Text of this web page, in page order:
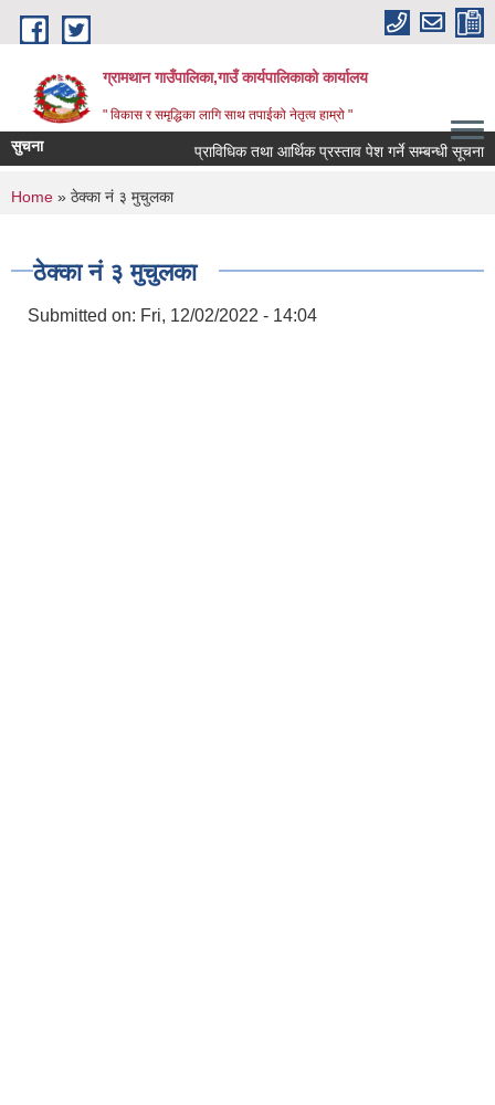
Skip to main content
ग्रामथान गाउँपालिका,गाउँ कार्यपालिकाको कार्यालय
" विकास र समृद्धिका लागि साथ तपाईको नेतृत्व हाम्रो "
सुचना प्राविधिक तथा आर्थिक प्रस्ताव पेश गर्ने सम्बन्धी सूचना
You are here
Home » ठेक्का नं ३ मुचुलका
ठेक्का नं ३ मुचुलका
Submitted on: Fri, 12/02/2022 - 14:04